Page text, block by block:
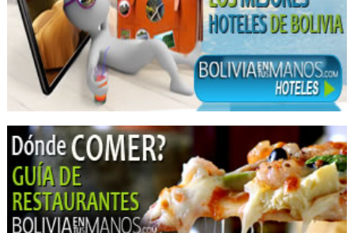
Aguas termales
Hoteles Resort
Restaurantes